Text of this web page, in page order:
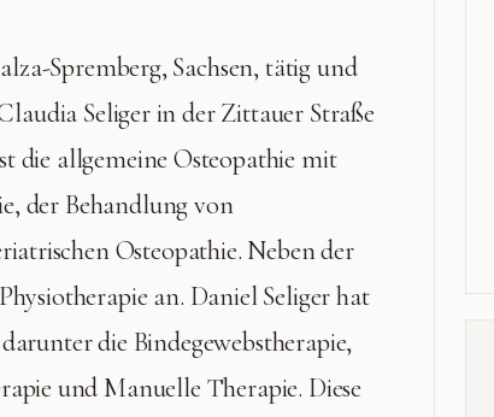
Spremberg, Sachsen, tätig und
Seliger in der Zittauer Straße
die allgemeine Osteopathie mit
der Behandlung von
Osteopathie. Neben der
an. Daniel Seliger hat
die Bindegewebstherapie,
und Manuelle Therapie. Diese